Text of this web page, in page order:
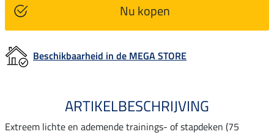
Nu kopen
Beschikbaarheid in de MEGA STORE
ARTIKELBESCHRIJVING
Extreem lichte en ademende trainings- of stapdeken (75